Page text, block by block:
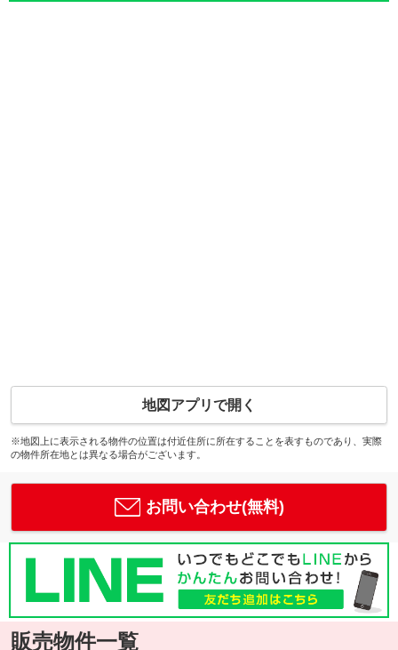
地図アプリで開く
※地図上に表示される物件の位置は付近住所に所在することを表すものであり、実際
の物件所在地とは異なる場合がございます。
お問い合わせ(無料)
販売物件一覧